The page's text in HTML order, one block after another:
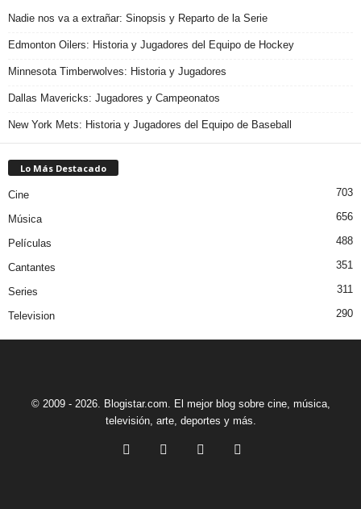
Nadie nos va a extrañar: Sinopsis y Reparto de la Serie
Edmonton Oilers: Historia y Jugadores del Equipo de Hockey
Minnesota Timberwolves: Historia y Jugadores
Dallas Mavericks: Jugadores y Campeonatos
New York Mets: Historia y Jugadores del Equipo de Baseball
Lo Más Destacado
Cine 703
Música 656
Películas 488
Cantantes 351
Series 311
Television 290
© 2009 - 2026. Blogistar.com. El mejor blog sobre cine, música,
televisión, arte, deportes y más.